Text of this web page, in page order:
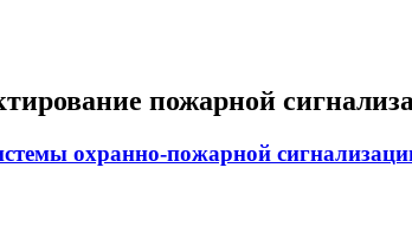
пожарной
охранно-пожарной